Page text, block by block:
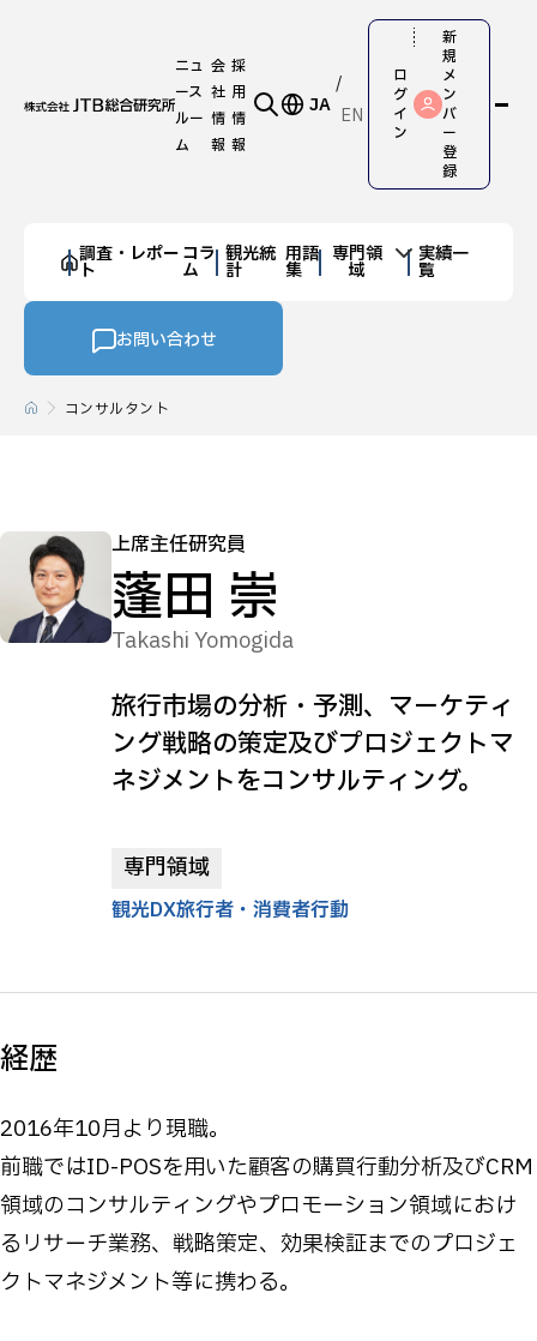
ニュ
ース
ルー
ム
会
社
情
報
採
用
情
報
JA EN
ロ
グ
イ
ン
新
規
メ
ン
バ
ー
登
録
調査・レポー
ト
コラ
ム
観光統
計
用語
集
専門領
域
実績一
覧
お問い合わせ
コンサルタント
上席主任研究員
蓬田 崇
Takashi Yomogida
旅行市場の分析・予測、マーケティ
ング戦略の策定及びプロジェクトマ
ネジメントをコンサルティング。
専門領域
観光DX旅行者・消費者行動
経歴
2016年10月より現職。
前職ではID-POSを用いた顧客の購買行動分析及びCRM
領域のコンサルティングやプロモーション領域におけ
るリサーチ業務、戦略策定、効果検証までのプロジェ
クトマネジメント等に携わる。